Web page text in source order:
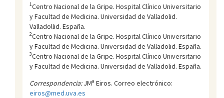
1Centro Nacional de la Gripe. Hospital Clínico Universitario
y Facultad de Medicina. Universidad de Valladolid.
Valladollid. España.
2Centro Nacional de la Gripe. Hospital Clínico Universitario
y Facultad de Medicina. Universidad de Valladolid. España.
3Centro Nacional de la Gripe. Hospital Clínico Universitario
y Facultad de Medicina. Universidad de Valladolid. España.
Correspondencia:JMª Eiros. Correo electrónico:
eiros@med.uva.es